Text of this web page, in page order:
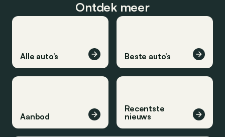
Ontdek meer
Alle auto’s Beste auto’s
Aanbod
Recentste
nieuws